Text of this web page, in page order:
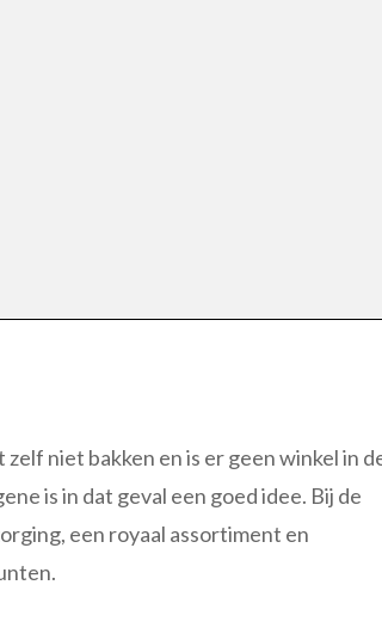
niet bakken en is er geen winkel in
is in dat geval een goed idee. Bij de
een royaal assortiment en